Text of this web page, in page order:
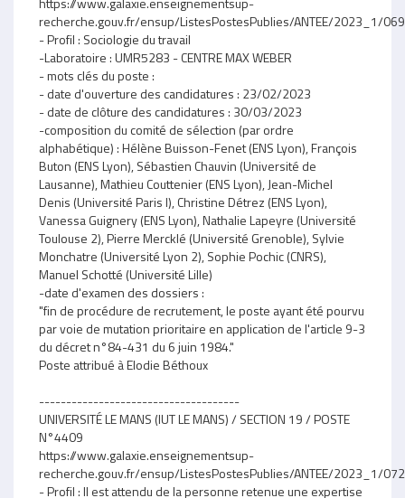
recherche.gouv.fr/ensup/ListesPostesPublies/ANTEE/2023_1/
- Profil : Sociologie du travail
-Laboratoire : UMR5283 - CENTRE MAX WEBER
- mots clés du poste :
- date d'ouverture des candidatures : 23/02/2023
- date de clôture des candidatures : 30/03/2023
-composition du comité de sélection (par ordre
alphabétique) : Hélène Buisson-Fenet (ENS Lyon), François
Buton (ENS Lyon), Sébastien Chauvin (Université de
Lausanne), Mathieu Couttenier (ENS Lyon), Jean-Michel
Denis (Université Paris I), Christine Détrez (ENS Lyon),
Vanessa Guignery (ENS Lyon), Nathalie Lapeyre (Université
Toulouse 2), Pierre Mercklé (Université Grenoble), Sylvie
Monchatre (Université Lyon 2), Sophie Pochic (CNRS),
Manuel Schotté (Université Lille)
-date d'examen des dossiers :
"fin de procédure de recrutement, le poste ayant été pourvu
par voie de mutation prioritaire en application de l'article 9-3
du décret n°84-431 du 6 juin 1984."
Poste attribué à Elodie Béthoux
-------------------------------------
UNIVERSITÉ LE MANS (IUT LE MANS) / SECTION 19 / POSTE
N°4409
https://www.galaxie.enseignementsup-
recherche.gouv.fr/ensup/ListesPostesPublies/ANTEE/2023_1/
- Profil : Il est attendu de la personne retenue une expertise